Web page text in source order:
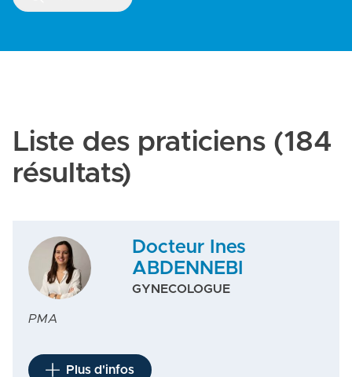
Liste des praticiens (184
résultats)
Docteur Ines
ABDENNEBI
GYNECOLOGUE
PMA
Plus d'infos